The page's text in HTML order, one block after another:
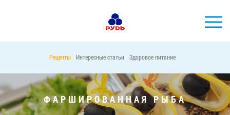
ПРОДУКЦИЯ
КОМПАНИЯ
Рецепты Интересные статьи Здоровое питание
ФАРШИРОВАННАЯ РЫБА